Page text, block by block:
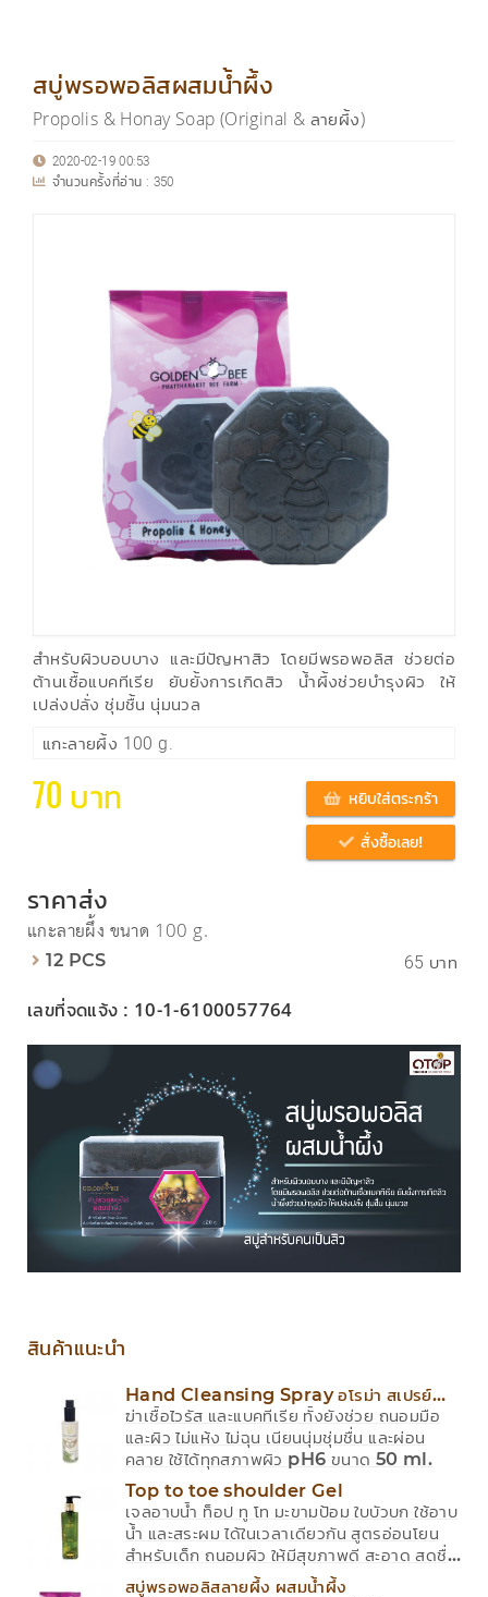
สบู่พรอพอลิสผสมน้ำผึ้ง
Propolis & Honay Soap (Original & ลายผึ้ง)
2020-02-19 00:53
จำนวนครั้งที่อ่าน : 350
สำหรับผิวบอบบาง และมีปัญหาสิว โดยมีพรอพอลิส ช่วยต่อ
ต้านเชื้อแบคทีเรีย ยับยั้งการเกิดสิว น้ำผึ้งช่วยบำรุงผิว ให้
เปล่งปลั่ง ชุ่มชื้น นุ่มนวล
แกะลายผึ้ง 100 g.
70 บาท
สั่งซื้อเลย!
หยิบใส่ตระกร้า
ราคาส่ง
แกะลายผึ้ง ขนาด 100 g.
12 PCS 65 บาท
เลขที่จดแจ้ง : 10-1-6100057764
สินค้าแนะนำ
Hand Cleansing Spray อโรม่า สเปรย์
ล้างมือ แอลกอฮอล์ 70% ถนอมผิว
ฆ่าเชื้อไวรัส และแบคทีเรีย ทั้งยังช่วย ถนอมมือ
และผิว ไม่แห้ง ไม่ฉุน เนียนนุ่มชุ่มชื่น และผ่อน
คลาย ใช้ได้ทุกสภาพผิว pH6 ขนาด 50 ml.
Top to toe shoulder Gel
เจลอาบน้ำ ท็อป ทู โท มะขามป้อม ใบบัวบก ใช้อาบ
น้ำ และสระผม ได้ในเวลาเดียวกัน สูตรอ่อนโยน
สำหรับเด็ก ถนอมผิว ให้มีสุขภาพดี สะอาด สดชื่น
ผิวไม่แห้งกร้าน 270 ml.
สบู่พรอพอลิสลายผึ้ง ผสมน้ำผึ้ง